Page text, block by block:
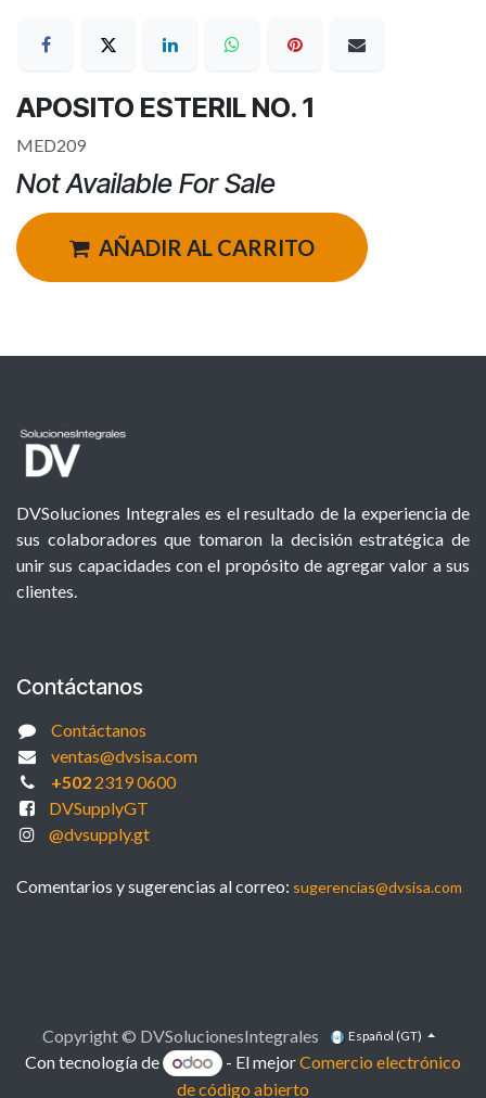
APOSITO ESTERIL NO. 1
MED209
Not Available For Sale
AÑADIR AL CARRITO
DVSoluciones Integrales es el resultado de la experiencia de
sus colaboradores que tomaron la decisión estratégica de
unir sus capacidades con el propósito de agregar valor a sus
clientes.
Contáctanos
Contáctanos
ventas@dvsisa.com
+5022319 0600
DVSupplyGT
@dvsupply.gt
Comentarios y sugerencias al correo: sugerencias@dvsisa.com
Copyright © DVSolucionesIntegrales Español (GT)
Con tecnología de - El mejorComercio electrónico
de código abierto